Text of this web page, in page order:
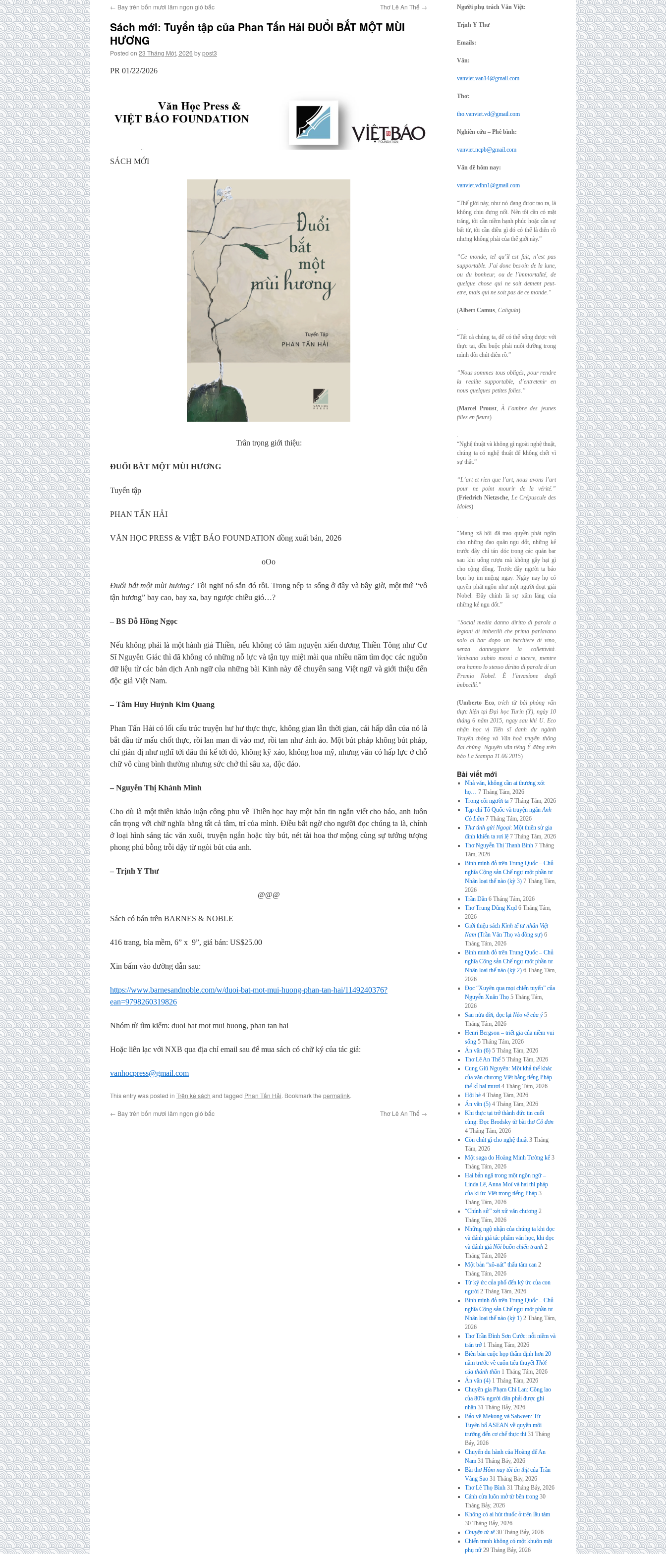
← Bay trên bốn mươi lăm ngọn gió bấc Thơ Lê An Thế →
Sách mới: Tuyển tập của Phan Tấn Hải ĐUỔI BẮT MỘT MÙI
HƯƠNG
Posted on 23 Tháng Một, 2026 bypost3
PR 01/22/2026
SÁCH MỚI
Trân trọng giới thiệu:
ĐUỔI BẮT MỘT MÙI HƯƠNG
Tuyển tập
PHAN TẤN HẢI
VĂN HỌC PRESS & VIỆT BÁO FOUNDATION đồng xuất bản, 2026
oOo
Đuổi bắt một mùi hương?Tôi nghĩ nó sẵn đó rồi. Trong nếp ta sống ở đây và bây giờ, một thứ “vô
tận hương” bay cao, bay xa, bay ngược chiều gió…?
– BS Đỗ Hồng Ngọc
Nếu không phải là một hành giả Thiền, nếu không có tâm nguyện xiển dương Thiền Tông như Cư
Sĩ Nguyên Giác thì đã không có những nỗ lực và tận tụy miệt mài qua nhiều năm tìm đọc các nguồn
dữ liệu từ các bản dịch Anh ngữ của những bài Kinh này để chuyển sang Việt ngữ và giới thiệu đến
độc giả Việt Nam.
– Tâm Huy Huỳnh Kim Quang
Phan Tấn Hải có lối cấu trúc truyện hư hư thực thực, không gian lẫn thời gian, cái hấp dẫn của nó là
bắt đầu từ mấu chốt thực, rồi lan man đi vào mơ, rồi tan như ảnh ảo. Một bút pháp không bút pháp,
chỉ giản dị như nghĩ tới đâu thì kể tới đó, không kỹ xảo, không hoa mỹ, nhưng văn có hấp lực ở chỗ
chữ vô cùng bình thường nhưng sức chở thì sâu xa, độc đáo.
– Nguyễn Thị Khánh Minh
Cho dù là một thiên khảo luận công phu về Thiền học hay một bản tin ngắn viết cho báo, anh luôn
cẩn trọng với chữ nghĩa bằng tất cả tâm, trí của mình. Điều bất ngờ cho người đọc chúng ta là, chính
ở loại hình sáng tác văn xuôi, truyện ngắn hoặc tùy bút, nét tài hoa thơ mộng cùng sự tưởng tượng
phong phú bỗng trỗi dậy từ ngòi bút của anh.
– Trịnh Y Thư
@@@
Sách có bán trên BARNES & NOBLE
416 trang, bìa mềm, 6” x 9”, giá bán: US$25.00
Xin bấm vào đường dẫn sau:
https://www.barnesandnoble.com/w/duoi-bat-mot-mui-huong-phan-tan-hai/1149240376?
ean=9798260319826
Nhóm từ tìm kiếm: duoi bat mot mui huong, phan tan hai
Hoặc liên lạc với NXB qua địa chỉ email sau để mua sách có chữ ký của tác giả:
vanhocpress@gmail.com
This entry was posted in Trên kệ sách and tagged Phan Tấn Hải. Bookmark the permalink.
← Bay trên bốn mươi lăm ngọn gió bấc Thơ Lê An Thế →
Người phụ trách Văn Việt:
Trịnh Y Thư
Emails:
Văn:
vanviet.van14@gmail.com
Thơ:
tho.vanviet.vd@gmail.com
Nghiên cứu – Phê bình:
vanviet.ncpb@gmail.com
Vấn đề hôm nay:
vanviet.vdhn1@gmail.com
“Thế giới này, như nó đang được tạo ra, là
không chịu đựng nổi. Nên tôi cần có mặt
trăng, tôi cần niềm hạnh phúc hoặc cần sự
bất tử, tôi cần điều gì đó có thể là điên rồ
nhưng không phải của thế giới này.”
“Ce monde, tel qu’il est fait, n’est pas
supportable. J’ai donc besoin de la lune,
ou du bonheur, ou de l’immortalité, de
quelque chose qui ne soit dement peut-
etre, mais qui ne soit pas de ce monde.”
(Albert Camus, Caligula).
.
“Tất cả chúng ta, để có thể sống được với
thực tại, đều buộc phải nuôi dưỡng trong
mình đôi chút điên rồ.”
“Nous sommes tous obligés, pour rendre
la realite supportable, d’entretenir en
nous quelques petites folies.”
(Marcel Proust,À l’ombre des jeunes
filles en fleurs)
.
“Nghệ thuật và không gì ngoài nghệ thuật,
chúng ta có nghệ thuật để không chết vì
sự thật.”
“L’art et rien que l’art, nous avons l’art
pour ne point mourir de la vérité.”
(Friedrich Nietzsche, Le Crépuscule des
Idoles)
.
“Mạng xã hội đã trao quyền phát ngôn
cho những đạo quân ngu dốt, những kẻ
trước đây chỉ tán dóc trong các quán bar
sau khi uống rượu mà không gây hại gì
cho cộng đồng. Trước đây người ta bảo
bọn họ im miệng ngay. Ngày nay họ có
quyền phát ngôn như một người đoạt giải
Nobel. Đây chính là sự xâm lăng của
những kẻ ngu dốt.”
“Social media danno diritto di parola a
legioni di imbecilli che prima parlavano
solo albar dopo un bicchiere di vino,
senza danneggiare la collettività.
Venivano subito messi a tacere, mentre
ora hanno lo stesso diritto di parola di un
Premio Nobel. È l’invasione degli
imbecilli.”
(Umberto Eco,trích từ bài phỏng vấn
thực hiện tại Đại học Turin (Ý), ngày 10
tháng 6 năm 2015, ngay sau khi U. Eco
nhận học vị Tiến sĩ danh dự ngành
Truyền thông và Văn hoá truyền thông
đại chúng. Nguyên văn tiếng Ý đăng trên
báo La Stampa 11.06.2015)
Bài viết mới
Nhà văn, không cần ai thương xót
họ… 7 Tháng Tám, 2026
Trong cõi người ta 7 Tháng Tám, 2026
Tạp chí Tổ Quốc và truyện ngắnAnh
Cò Lấm 7 Tháng Tám, 2026
Thư tình gửi Ngoại: Một thiên sử gia
đình khiến ta rơi lệ 7 Tháng Tám, 2026
Thơ Nguyễn Thị Thanh Bình 7 Tháng
Tám, 2026
Bình minh đỏ trên Trung Quốc – Chủ
nghĩa Cộng sản Chế ngự một phần tư
Nhân loại thế nào (kỳ 3) 7 Tháng Tám,
2026
Trần Dần 6 Tháng Tám, 2026
Thơ Trung Dũng Kqđ 6 Tháng Tám,
2026
Giới thiệu sách Kinh tế tư nhân Việt
Nam (Trần Văn Thọ và đồng sự) 6
Tháng Tám, 2026
Bình minh đỏ trên Trung Quốc – Chủ
nghĩa Cộng sản Chế ngự một phần tư
Nhân loại thế nào (kỳ 2) 6 Tháng Tám,
2026
Đọc “Xuyên qua mọi chiến tuyến” của
Nguyễn Xuân Thọ 5 Tháng Tám,
2026
Sau nửa đời, đọc lại Nẻo về của ý 5
Tháng Tám, 2026
Henri Bergson – triết gia của niềm vui
sống 5 Tháng Tám, 2026
Án văn (6) 5 Tháng Tám, 2026
Thơ Lê An Thế 5 Tháng Tám, 2026
Cung Giũ Nguyên: Một khả thể khác
của văn chương Việt bằng tiếng Pháp
thế kỉ hai mươi 4 Tháng Tám, 2026
Hội hè 4 Tháng Tám, 2026
Án văn (5) 4 Tháng Tám, 2026
Khi thực tại trở thành đức tin cuối
cùng: Đọc Brodsky từ bài thơCô đơn
4 Tháng Tám, 2026
Còn chút gì cho nghệ thuật 3 Tháng
Tám, 2026
Một saga do Hoàng Minh Tường kể 3
Tháng Tám, 2026
Hai bản ngã trong một ngôn ngữ –
Linda Lê, Anna Moï và hai thi pháp
của kí ức Việt trong tiếng Pháp 3
Tháng Tám, 2026
“Chính sử” xét xử văn chương 2
Tháng Tám, 2026
Những ngộ nhận của chúng ta khi đọc
và đánh giá tác phẩm văn học, khi đọc
và đánh giá Nỗi buồn chiến tranh 2
Tháng Tám, 2026
Một bản “xô-nát” thấu tâm can 2
Tháng Tám, 2026
Từ ký ức của phố đến ký ức của con
người 2 Tháng Tám, 2026
Bình minh đỏ trên Trung Quốc – Chủ
nghĩa Cộng sản Chế ngự một phần tư
Nhân loại thế nào (kỳ 1) 2 Tháng Tám,
2026
Thơ Trần Đình Sơn Cước: nỗi niềm và
trăn trở 1 Tháng Tám, 2026
Biên bản cuộc họp thẩm định hơn 20
năm trước về cuốn tiểu thuyếtThời
của thánh thần 1 Tháng Tám, 2026
Án văn (4) 1 Tháng Tám, 2026
Chuyên gia Phạm Chi Lan: Công lao
của 80% người dân phải được ghi
nhận 31 Tháng Bảy, 2026
Bảo vệ Mekong và Salween: Từ
Tuyên bố ASEAN về quyền môi
trường đến cơ chế thực thi 31 Tháng
Bảy, 2026
Chuyến du hành của Hoàng đế An
Nam 31 Tháng Bảy, 2026
Bài thơHôm nay tôi ăn thịtcủa Trần
Vàng Sao 31 Tháng Bảy, 2026
Thơ Lê Thọ Bình 31 Tháng Bảy, 2026
Cánh cửa luôn mở từ bên trong 30
Tháng Bảy, 2026
Không có ai hút thuốc ở trên lầu tám
30 Tháng Bảy, 2026
Chuyện tử tế 30 Tháng Bảy, 2026
Chiến tranh không có một khuôn mặt
phụ nữ 29 Tháng Bảy, 2026